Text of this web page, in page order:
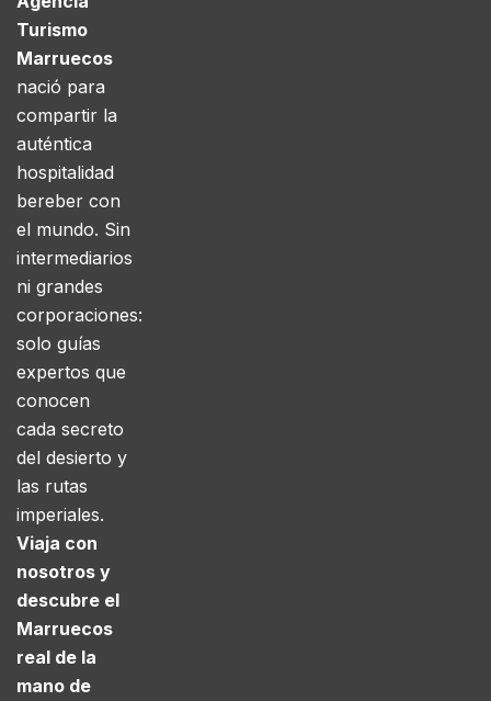
Turismo
Marruecos
nació para
compartir la
auténtica
hospitalidad
bereber con
el mundo. Sin
intermediarios
ni grandes
corporaciones:
solo guías
expertos que
conocen
cada secreto
del desierto y
las rutas
imperiales.
Viaja con
nosotros y
descubre el
Marruecos
real de la
mano de